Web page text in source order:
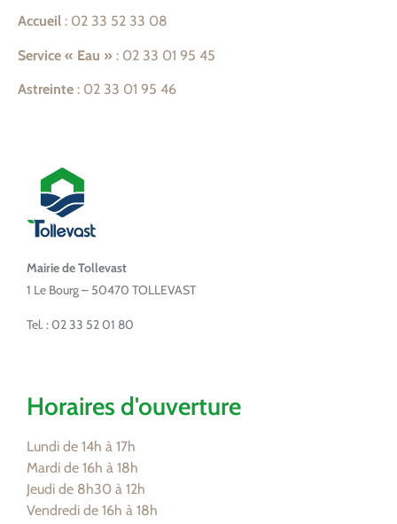
Accueil : 02 33 52 33 08
Service « Eau » : 02 33 01 95 45
Astreinte : 02 33 01 95 46
Mairie de Tollevast
1 Le Bourg – 50470 TOLLEVAST
Tel. : 02 33 52 01 80
Horaires d'ouverture
Lundi de 14h à 17h
Mardi de 16h à 18h
Jeudi de 8h30 à 12h
Vendredi de 16h à 18h